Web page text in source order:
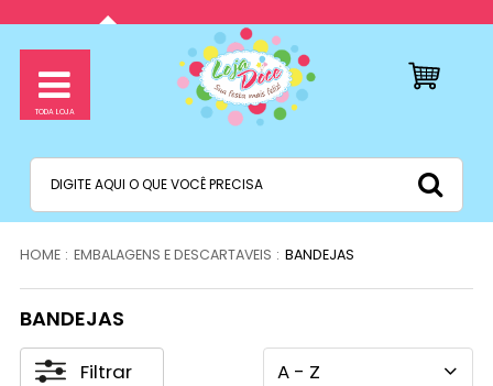
EMBALAGENS E DESCARTAVEIS BANDEJAS
BANDEJAS
Filtrar A - Z